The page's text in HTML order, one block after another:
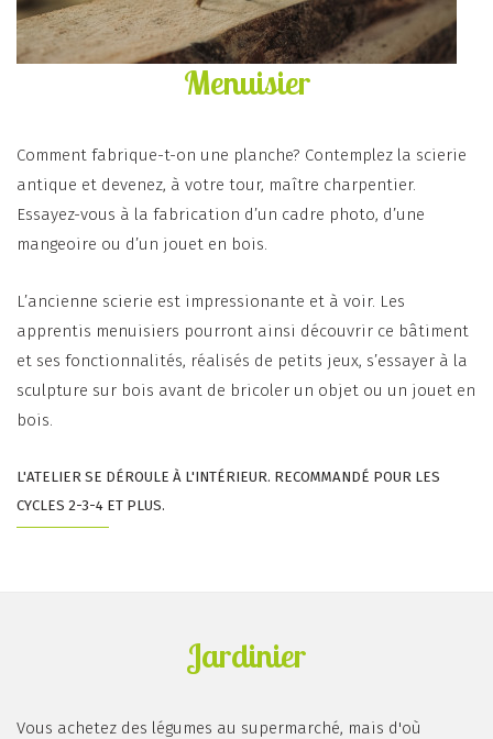
Menuisier
Comment fabrique-t-on une planche? Contemplez la scierie
antique et devenez, à votre tour, maître charpentier.
Essayez-vous à la fabrication d’un cadre photo, d’une
mangeoire ou d’un jouet en bois.
L’ancienne scierie est impressionante et à voir. Les
apprentis menuisiers pourront ainsi découvrir ce bâtiment
et ses fonctionnalités, réalisés de petits jeux, s’essayer à la
sculpture sur bois avant de bricoler un objet ou un jouet en
bois.
L'ATELIER SE DÉROULE À L'INTÉRIEUR. RECOMMANDÉ POUR LES
CYCLES 2-3-4 ET PLUS.
Jardinier
Vous achetez des légumes au supermarché, mais d'où